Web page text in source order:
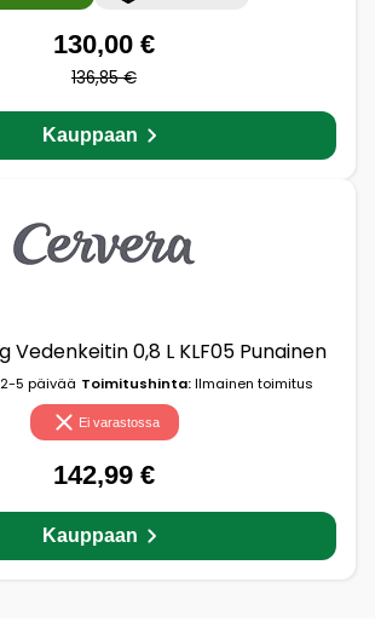
130,00 €
136,85 €
Kauppaan
Vedenkeitin 0,8 L KLF05 Punainen
2-5 päivää Toimitushinta:Ilmainen toimitus
Ei varastossa
142,99 €
Kauppaan